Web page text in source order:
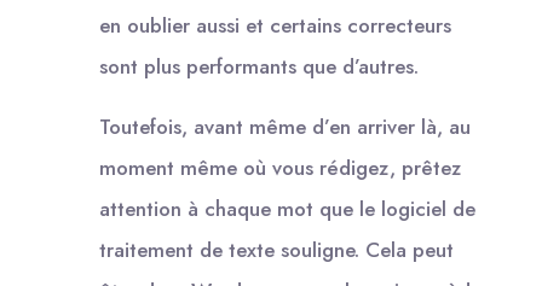
en oublier aussi et certains correcteurs
sont plus performants que d’autres.
Toutefois, avant même d’en arriver là, au
moment même où vous rédigez, prêtez
attention à chaque mot que le logiciel de
traitement de texte souligne. Cela peut